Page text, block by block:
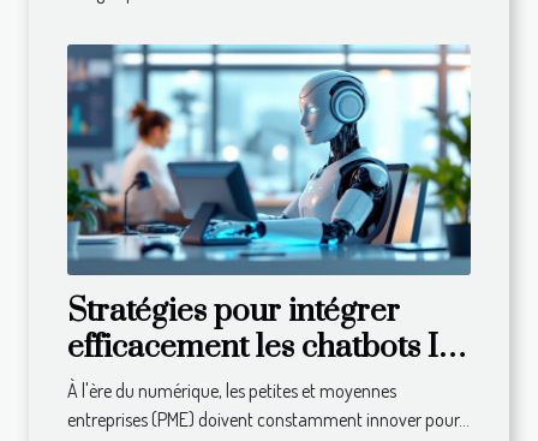
Stratégies pour intégrer
efficacement les chatbots IA
dans les PME
À l'ère du numérique, les petites et moyennes
entreprises (PME) doivent constamment innover pour...